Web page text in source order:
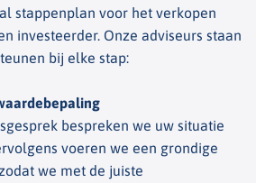
stappenplan voor het verkopen
investeerder. Onze adviseurs staan
bij elke stap:
bespreken we uw situatie
voeren we een grondige
we met de juiste